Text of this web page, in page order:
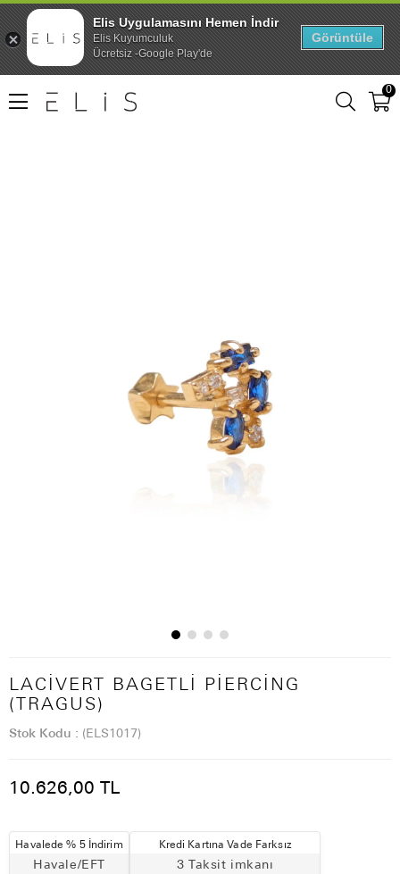
0
LACIVERT BAGETLI PIERCING
(TRAGUS)
Stok Kodu (ELS1017)
10.626,00 TL
Havalede % 5 İndirim
Havale/EFT
Kredi Kartına Vade Farksız
3 Taksit imkanı
Elis Uygulamasını Hemen İndir
Elis Kuyumculuk
Ücretsiz -Google Play'de
Görüntüle